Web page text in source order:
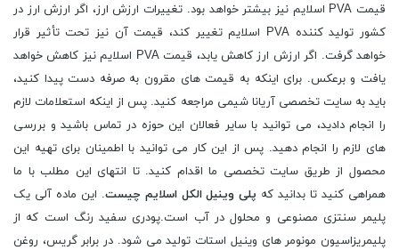
قیمت PVA اسلایم نیز بیشتر خواهد بود. تغییرات ارزش ارز، اگر ارزش ارز در
کشور تولید کننده PVA اسلایم تغییر کند، قیمت آن نیز تحت تأثیر قرار
خواهد گرفت. اگر ارزش ارز کاهش یابد، قیمت PVA اسلایم نیز کاهش خواهد
یافت و برعکس. برای اینکه به قیمت های مقرون به صرفه دست پیدا کنید،
باید به سایت تخصصی آریانا شیمی مراجعه کنید. پس از اینکه استعلامات لازم
را انجام دادید، می توانید با سایر فعالان این حوزه در تماس باشید و بررسی
های لازم را انجام دهید. پس از این کار می توانید با اطمینان برای تهیه این
محصول از طریق سایت تخصصی ما اقدام کنید. تا انتهای این مطلب با ما
همراهی کنید تا بدانید که پلی وینیل الکل اسلایم چیست. این ماده آلی یک
پلیمر سنتزی مصنوعی و محلول در آب است.پودری سفید رنگ است که از
پلیمریزاسیون مونومر های وینیل استات تولید می شود. در برابر گریس، روغن